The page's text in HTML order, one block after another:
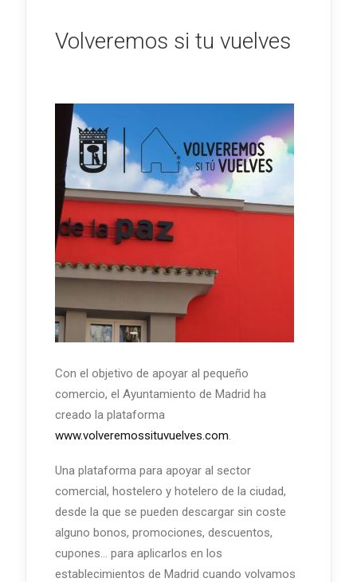
Volveremos si tu vuelves
Con el objetivo de apoyar al pequeño
comercio, el Ayuntamiento de Madrid ha
creado la plataforma
www.volveremossituvuelves.com.
Una plataforma para apoyar al sector
comercial, hostelero y hotelero de la ciudad,
desde la que se pueden descargar sin coste
alguno bonos, promociones, descuentos,
cupones... para aplicarlos en los
establecimientos de Madrid cuando volvamos